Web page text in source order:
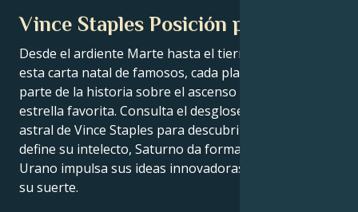
Vince Staples Posición planetaria
Desde el ardiente Marte hasta el tierno Venus, en
esta carta natal de famosos, cada planeta cuenta su
parte de la historia sobre el ascenso a la fama de tu
estrella favorita. Consulta el desglose de la carta
astral de Vince Staples para descubrir cómo Mercurio
define su intelecto, Saturno da forma a su disciplina,
Urano impulsa sus ideas innovadoras y Júpiter rige
su suerte.